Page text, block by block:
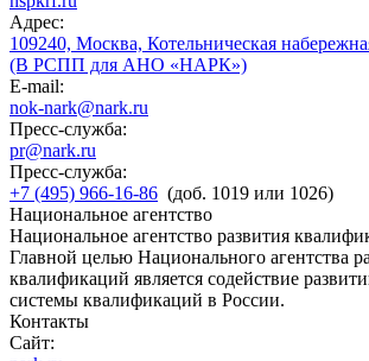
Адрес:
109240, Москва, Котельническая
(В РСПП для АНО «НАРК»)
E-mail:
nok-nark@nark.ru
Пресс-служба:
pr@nark.ru
Пресс-служба:
+7 (495) 966-16-86 (доб. 1019 или 1026)
Национальное агентство
Национальное агентство развития
Главной целью Национального агентства
квалификаций является содействие
системы квалификаций в России.
Контакты
Сайт: